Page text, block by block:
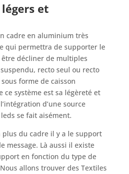
et
cadre en aluminium très
qui permettra de supporter le
décliner de multiples
recto seul ou recto
forme de caisson
ce système est sa légèreté et
d’une source
se fait aisément.
plus du cadre il y a le support
message. Là aussi il existe
en fonction du type de
allons trouver des Textiles